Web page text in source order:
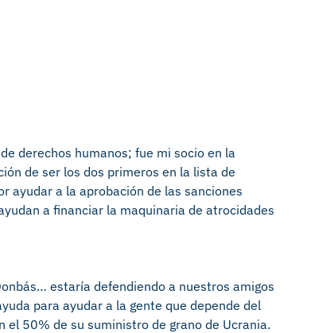
derechos humanos; fue mi socio en la
de ser los dos primeros en la lista de
ayudar a la aprobación de las sanciones
a financiar la maquinaria de atrocidades
estaría defendiendo a nuestros amigos
para ayudar a la gente que depende del
el 50% de su suministro de grano de Ucrania.